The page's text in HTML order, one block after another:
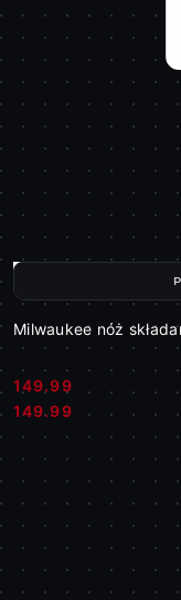
Milwaukee nóż
Cena:
149.99
Cena:
149.99